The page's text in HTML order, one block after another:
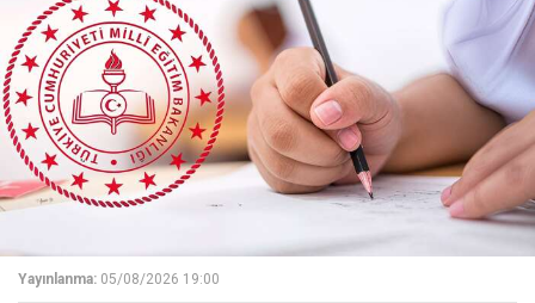
Yayınlanma: 05/08/2026 19:00